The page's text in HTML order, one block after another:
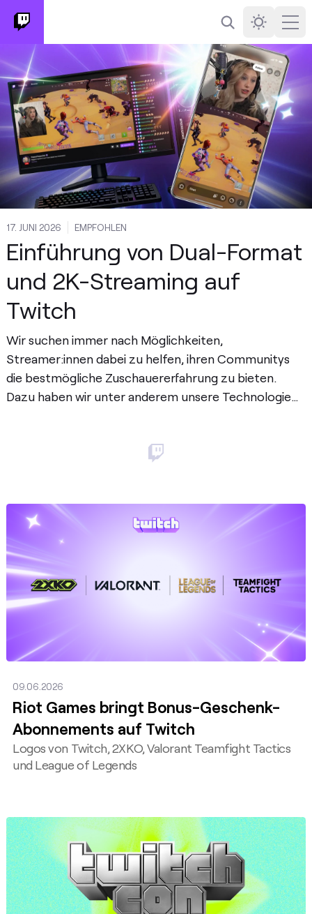
SuchenDarkmode
17. JUNI 2026 EMPFOHLEN
Einführung von Dual-Format
und 2K-Streaming auf
Twitch
Wir suchen immer nach Möglichkeiten,
Streamer:innen dabei zu helfen, ihren Communitys
die bestmögliche Zuschauererfahrung zu bieten.
Dazu haben wir unter anderem unsere Technologie
09.06.2026
Riot Games bringt Bonus-Geschenk-
Abonnements auf Twitch
Logos von Twitch, 2XKO, Valorant Teamfight Tactics
und League of Legends
Posten
Posten